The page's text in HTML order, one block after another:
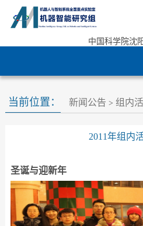
中国科学院沈
当前位置： 新闻公告 > 组内
2011年组内
圣诞与迎新年